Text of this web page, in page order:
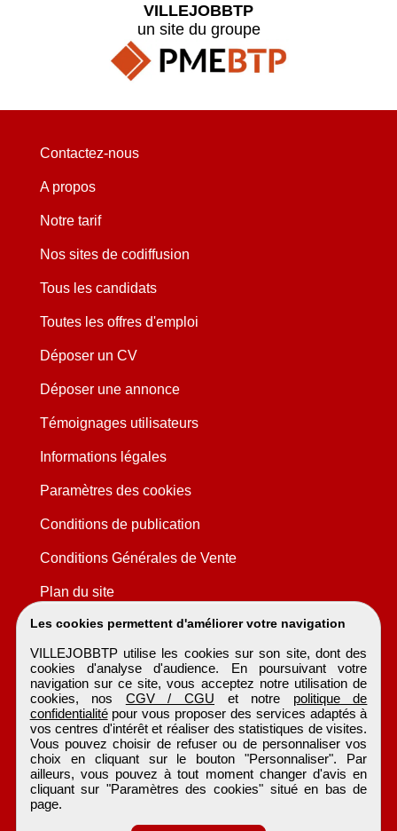
Les cookies permettent d'améliorer votre navigation
VILLEJOBBTP utilise les cookies sur son site, dont des
cookies d'analyse d'audience. En poursuivant votre
navigation sur ce site, vous acceptez notre utilisation de
cookies, nos CGV / CGU et notre politique de
confidentialitépour vous proposer des services adaptés à
vos centres d'intérêt et réaliser des statistiques de visites.
Vous pouvez choisir de refuser ou de personnaliser vos
choix en cliquant sur le bouton "Personnaliser". Par
ailleurs, vous pouvez à tout moment changer d'avis en
cliquant sur "Paramètres des cookies" situé en bas de
page.
VILLEJOBBTP
un site du groupe
Contactez-nous
A propos
Notre tarif
Nos sites de codiffusion
Tous les candidats
Toutes les offres d'emploi
Déposer un CV
Déposer une annonce
Témoignages utilisateurs
Informations légales
Paramètres des cookies
Conditions de publication
Conditions Générales de Vente
Plan du site